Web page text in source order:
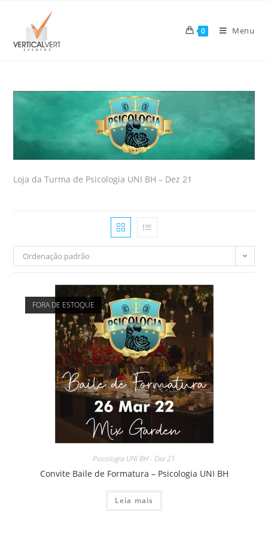
0 Menu
Loja da Turma de Psicologia UNI BH – Dez 21
Ordenação padrão
FORA DE ESTOQUE
Psicologia UNI BH - Dez 21
Convite Baile de Formatura – Psicologia UNI BH
Leia mais